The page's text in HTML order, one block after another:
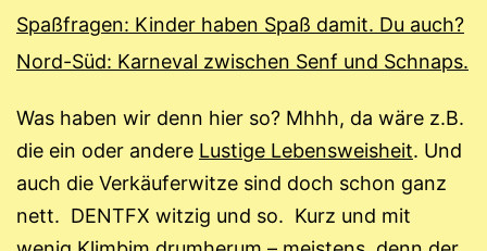
Spaßfragen: Kinder haben Spaß damit. Du auch?
Nord-Süd: Karneval zwischen Senf und Schnaps.
Was haben wir denn hier so? Mhhh, da wäre z.B.
die ein oder andere Lustige Lebensweisheit. Und
auch die Verkäuferwitze sind doch schon ganz
nett. DENTFX witzig und so. Kurz und mit